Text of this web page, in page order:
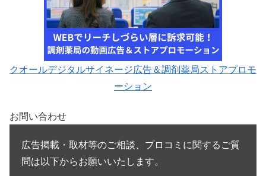
クオールデジタルサイネージ広告＆調剤薬局ストアプロモ
ーション
お問い合わせ
広告掲載・取材等のご相談、プロコミに関するご質
問は以下からお願いいたします。